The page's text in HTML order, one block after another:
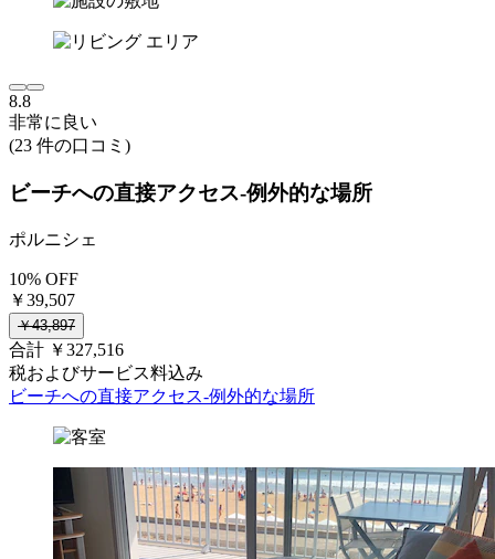
8.8
非常に良い
(23 件の口コミ)
ビーチへの直接アクセス-例外的な場所
ポルニシェ
10% OFF
￥39,507
￥43,897
合計 ￥327,516
税およびサービス料込み
ビーチへの直接アクセス-例外的な場所